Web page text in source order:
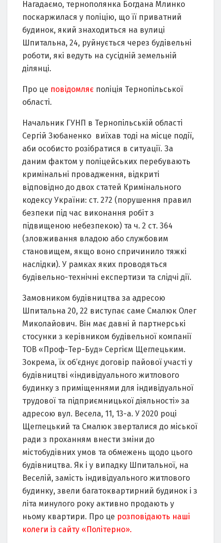
Нагадаємо, тернополянка Богдана Млинко
поскаржилася у поліцію, що її приватний
будинок, який знаходиться на вулиці
Шпитальна, 24, руйнується через будівельні
роботи, які ведуть на сусідній земельній
ділянці.
Про це повідомляє поліція Тернопільської
області.
Начальник ГУНП в Тернопільській області
Сергій Зюбаненко виїхав тоді на місце події,
аби особисто розібратися в ситуації. За
даним фактом у поліцейських перебувають
кримінальні провадження, відкриті
відповідно до двох статей Кримінального
кодексу України: ст. 272 (порушення правил
безпеки під час виконання робіт з
підвищеною небезпекою) та ч. 2 ст. 364
(зловживання владою або службовим
становищем, якщо воно спричинило тяжкі
наслідки). У рамках яких проводяться
будівельно-технічні експертизи та слідчі дії.
Замовником будівництва за адресою
Шпитальна 20, 22 виступає саме Смалюк Олег
Миколайович. Він має давні й партнерські
стосунки з керівником будівельної компанії
ТОВ «Проф-Тер-Буд» Сергієм Щеглецьким.
Зокрема, їх об’єднує договір пайової участі у
будівництві «індивідуального житлового
будинку з приміщеннями для індивідуальної
трудової та підприємницької діяльності» за
адресою вул. Весела, 11, 13-а. У 2020 році
Щеглецький та Смалюк зверталися до міської
ради з проханням внести зміни до
містобудівних умов та обмежень щодо цього
будівництва. Як і у випадку Шпитальної, на
Веселій, замість індивідуального житлового
будинку, звели багатоквартирний будинок і з
літа минулого року активно продають у
ньому квартири. Про це розповідають наші
колеги із сайту «Політерно».